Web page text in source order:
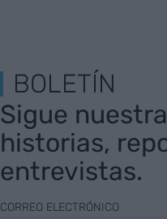
BOLETÍN
Sigue
historias,
entrevistas.
CORREO ELECTRÓNICO